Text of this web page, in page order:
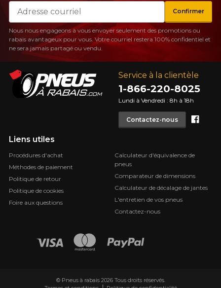
Service à la clientèle
1-866-220-8025
Lundi à Vendredi : 8h à 18h
Contactez-nous
Liens utiles
Procédures d'achat
Méthodes de paiement
Politique de retour
Politique de cookies
Foire aux questions
Calculateur d'équivalence de
pneus
Comparateur de dimensions
Calculateur de décalage de jantes
L'entretien de vos pneus
Contactez-nous
Courriel
Confirmer
Nous nous engageons à vous envoyer seulement des promotions ou
rabais avantageux pour vous. Votre courriel restera 100% confidentiel et
ne sera jamais partagé ou vendu.
© Pneus à rabais 2026 Tous droits réservés.